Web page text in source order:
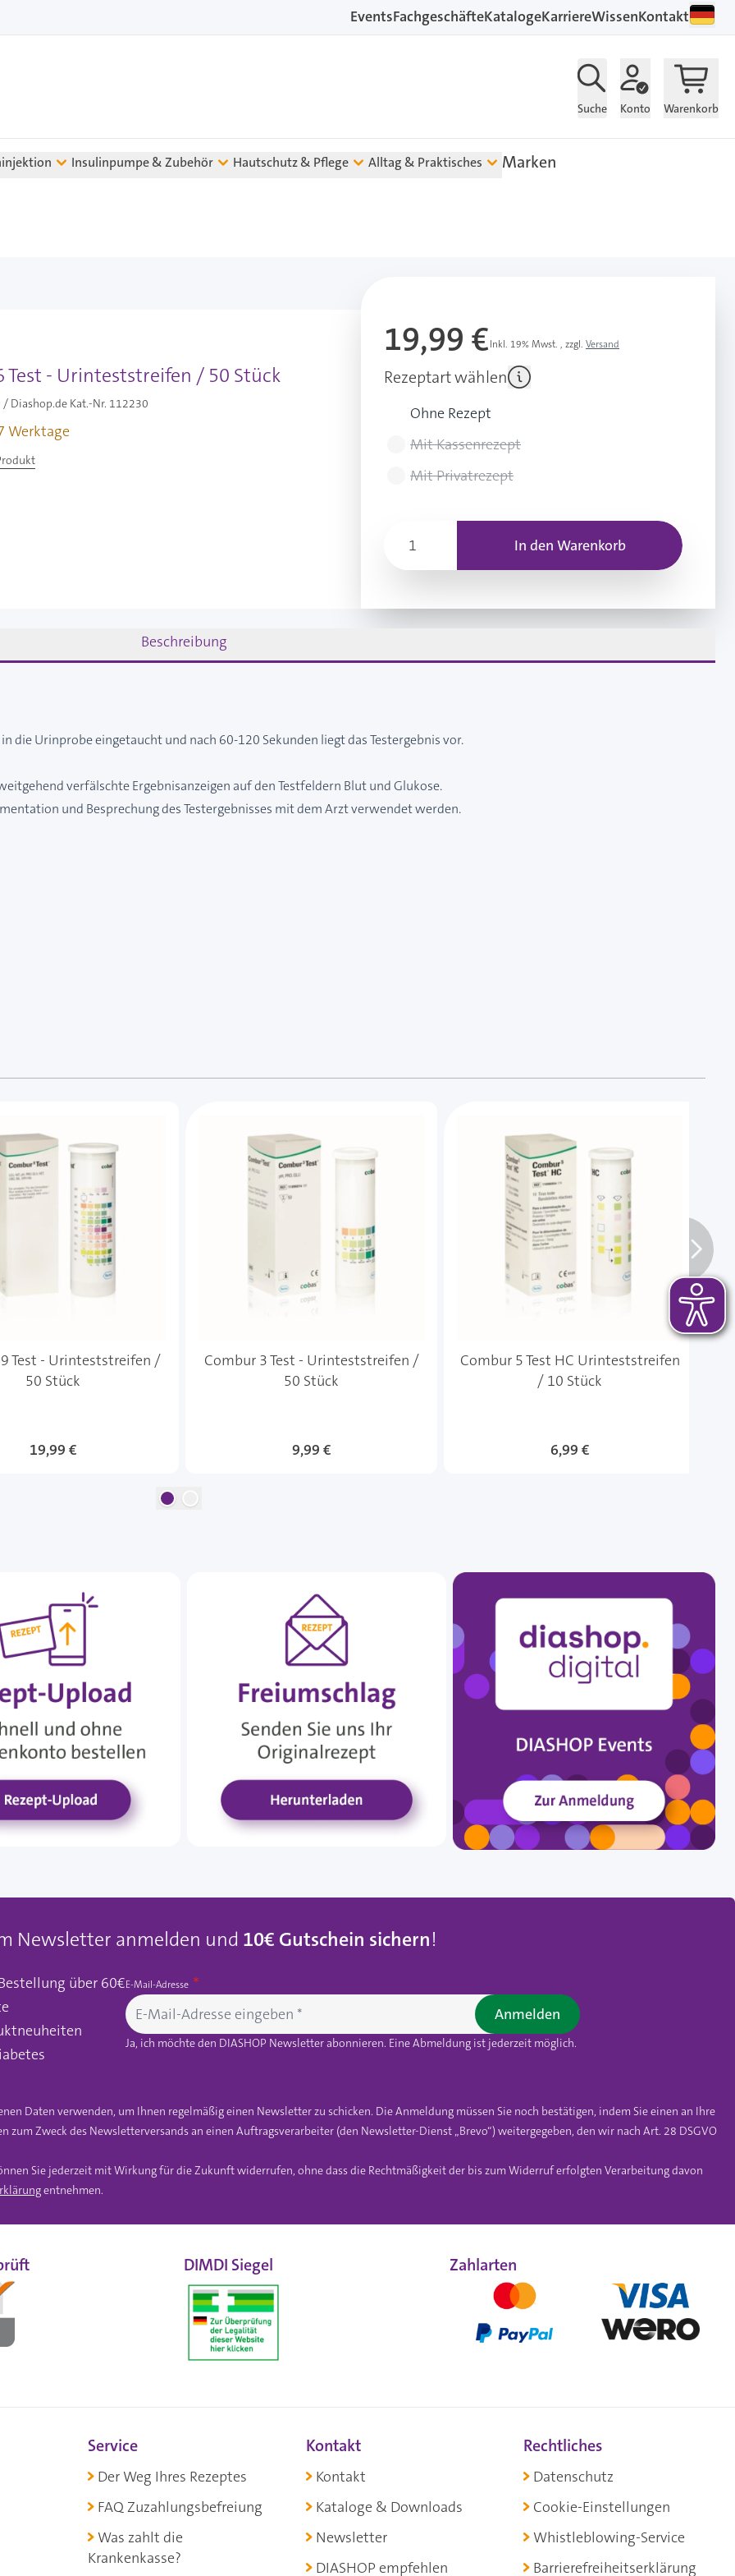
EventsFachgeschäfteKatalogeKarriereWissenKontakt
Suche Konto Warenkorb
Insulinpumpe & Zubehör Hautschutz & Pflege Alltag & Praktisches Marken
Test - Urinteststreifen / 50 Stück
Diashop.de Kat.-Nr. 112230
Werktage
19,99 €Inkl. 19% Mwst. , zzgl. Versand
Rezeptart wählen
Ohne Rezept
Mit Kassenrezept
Mit Privatrezept
In den Warenkorb
Beschreibung
die Urinprobe eingetaucht und nach 60-120 Sekunden liegt das Testergebnis vor.
verfälschte Ergebnisanzeigen auf den Testfeldern Blut und Glukose.
und Besprechung des Testergebnisses mit dem Arzt verwendet werden.
Test - Urinteststreifen /
50 Stück
19,99 €
Combur 3 Test - Urinteststreifen /
50 Stück
9,99 €
Combur 5 Test HC Urinteststreifen
/ 10 Stück
6,99 €
Newsletter anmelden und 10€ Gutschein sichern!
über 60€E-Mail-Adresse
Ja, ich möchte den DIASHOP Newsletter abonnieren. Eine Abmeldung ist jederzeit möglich.
Anmelden
Daten verwenden, um Ihnen regelmäßig einen Newsletter zu schicken. Die Anmeldung müssen Sie noch bestätigen, indem Sie einen an Ihre
zum Zweck des Newsletterversands an einen Auftragsverarbeiter (den Newsletter-Dienst „Brevo“) weitergegeben, den wir nach Art. 28 DSGVO
Sie jederzeit mit Wirkung für die Zukunft widerrufen, ohne dass die Rechtmäßigkeit der bis zum Widerruf erfolgten Verarbeitung davon
entnehmen.
DIMDI Siegel Zahlarten
Service
Der Weg Ihres Rezeptes
FAQ Zuzahlungsbefreiung
Was zahlt die
Krankenkasse?
Kontakt
Kontakt
Kataloge & Downloads
Newsletter
DIASHOP empfehlen
Rechtliches
Datenschutz
Cookie-Einstellungen
Whistleblowing-Service
Barrierefreiheitserklärung